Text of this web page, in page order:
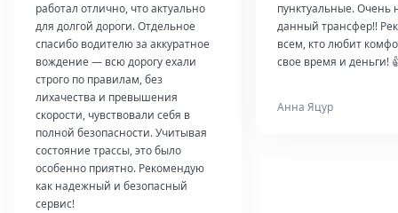
работал отлично, что актуально
для долгой дороги. Отдельное
спасибо водителю за аккуратное
вождение — всю дорогу ехали
строго по правилам, без
лихачества и превышения
скорости, чувствовали себя в
полной безопасности. Учитывая
состояние трассы, это было
особенно приятно. Рекомендую
как надежный и безопасный
сервис!
пунктуальные. Очень
данный трансфер!!
всем, кто любит
свое время и деньги!
Анна Яцур